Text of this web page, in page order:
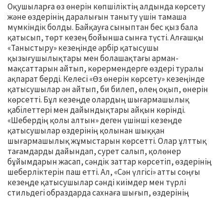
Оқушыларға өз өнерін көпшіліктің алдында көрсету
және өздерінің даралығын таныту үшін тамаша
мүмкіндік болды. Байқауға сыныптан бес қыз бала
қатысып, төрт кезең бойынша сынға түсті. Алғашқы
«Таныстыру» кезеңінде әрбір қатысушы
қызығушылықтары мен болашақтағы арман-
мақсаттарын айтып, көрермендерге өздері туралы
ақпарат берді. Келесі «Өз өнерін көрсету» кезеңінде
қатысушылар ән айтып, би билеп, өлең оқып, өнерін
көрсетті. Бұл кезеңде олардың шығармашылық
қабілеттері мен дайындықтары айқын көрінді.
«Шебердің қолы алтын» деген үшінші кезеңде
қатысушылар өздерінің қолынан шыққан
шығармашылық жұмыстарын көрсетті. Олар ұлттық
тағамдарды дайындап, сурет салып, қолөнер
бұйымдарын жасап, сәндік заттар көрсетіп, өздерінің
шеберліктерін паш етті. Ал, «Сән үлгісі» атты соңғы
кезеңде қатысушылар сәнді киімдер мен түрлі
стильдегі образдарда сахнаға шығып, өздерінің